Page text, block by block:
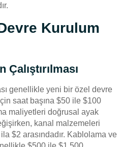
Kurulum
genellikle yeni bir özel devre
saat başına $50 ile $100
maliyetleri doğrusal ayak
kanal malzemeleri
$2 arasındadır. Kablolama ve